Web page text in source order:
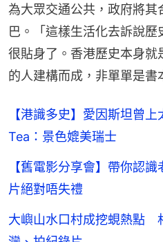
為大眾交通公共，政府將其
巴。「這樣生活化去訴說
很貼身了。香港歷史本身就
的人建構而成，非單單是書
【港識多史】愛因斯坦曾
Tea：景色媲美瑞士
【舊電影分享會】帶你認
片絕對唔失禮
大嶼山水口村成挖蜆熱點